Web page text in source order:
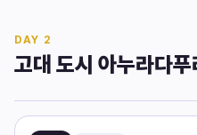
DAY 2
고대 도시 아누라다